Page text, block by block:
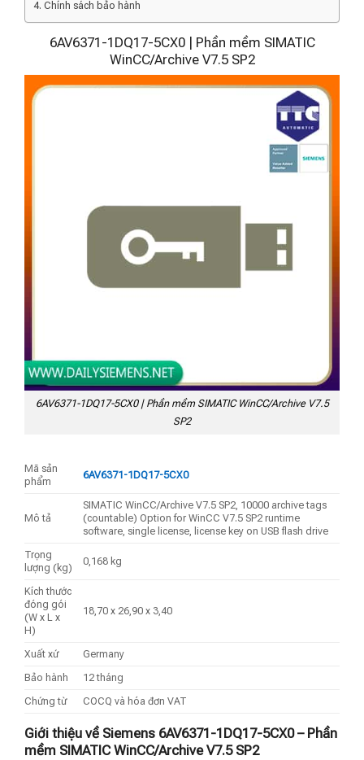
Chính sách bảo hành
6AV6371-1DQ17-5CX0 | Phần mềm SIMATIC
WinCC/Archive V7.5 SP2
6AV6371-1DQ17-5CX0 | Phần mềm SIMATIC WinCC/Archive V7.5
SP2
Mã sản
phẩm
6AV6371-1DQ17-5CX0
Mô tả
SIMATIC WinCC/Archive V7.5 SP2, 10000 archive tags
(countable) Option for WinCC V7.5 SP2 runtime
software, single license, license key on USB flash drive
Trọng
lượng (kg)
0,168 kg
Kích thước
đóng gói
(W x L x
H)
18,70 x 26,90 x 3,40
Xuất xứ
Germany
Bảo hành
12 tháng
Chứng từ
COCQ và hóa đơn VAT
Giới thiệu về Siemens 6AV6371-1DQ17-5CX0 – Phần
mềm SIMATIC WinCC/Archive V7.5 SP2